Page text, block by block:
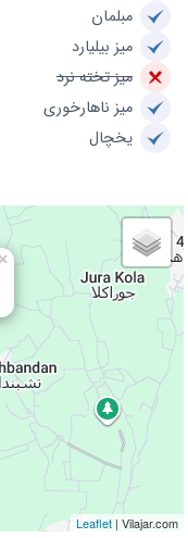
مبلمان
میز بیلیارد
میز تخته نرد
میز ناهارخوری
یخچال
×
Leaflet | Vilajar.com